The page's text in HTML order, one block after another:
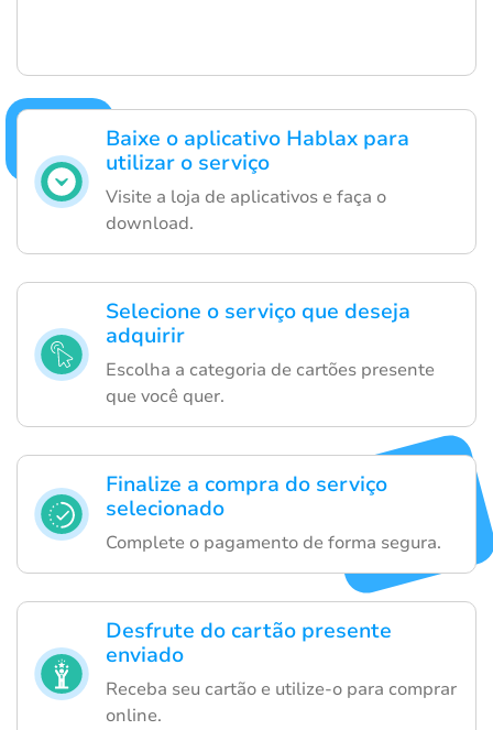
Baixe o aplicativo Hablax para
utilizar o serviço
Visite a loja de aplicativos e faça o
download.
Selecione o serviço que deseja
adquirir
Escolha a categoria de cartões presente
que você quer.
Finalize a compra do serviço
selecionado
Complete o pagamento de forma segura.
Desfrute do cartão presente
enviado
Receba seu cartão e utilize-o para comprar
online.